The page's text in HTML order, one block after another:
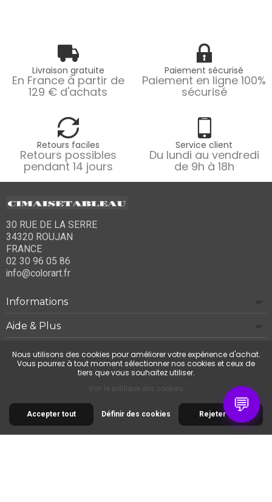
Livraison gratuite
En France à partir de
129 € d'achats
Paiement sécurisé
Paiement en ligne 100%
sécurisé
Retours faciles
Retours possibles
pendant 14 jours
Service client
Du lundi au vendredi
de 9h à 18h
30 RUE DE LA SERRE
34320 ROUJAN
FRANCE
02 30 96 05 86
info@colorart.fr
Informations
Aide & Plus
Notre société
Contactez-nous
💬
© 2026 Cimaise Tableau. Tous droits réservés.
Nous utilisons des cookies pour améliorer votre expérience d'achat.
Vous pourrez à tout moment sélectionner nos cookies et ceux de
tiers que vous souhaitez utiliser.
Voir la politique des cookies
Accepter tout Rejeter tout
Définir des cookies